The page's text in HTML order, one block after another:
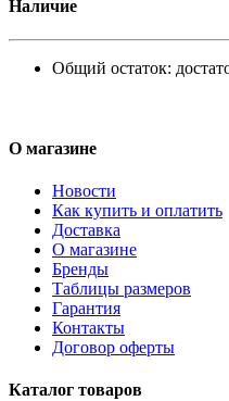
Наличие
Общий остаток:
О магазине
Новости
Как купить и оплатить
Доставка
О магазине
Бренды
Таблицы размеров
Гарантия
Контакты
Договор оферты
Каталог товаров